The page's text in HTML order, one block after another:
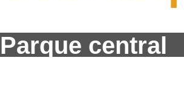
Parque central